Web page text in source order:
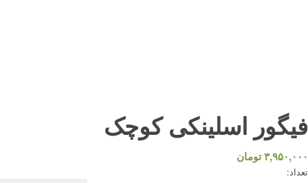
فیگور اسلینکی کوچک
۳,۹۵۰,۰۰۰تومان
تعداد: